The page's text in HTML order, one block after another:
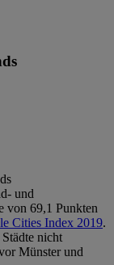
und
von 69,1 Punkten
Cities Index 2019.
nicht
Münster und